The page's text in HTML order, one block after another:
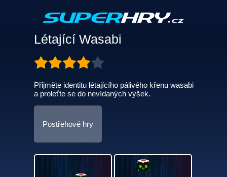
Létající Wasabi
Přijměte identitu létajícího pálivého křenu wasabi
a proleťte se do nevídaných výšek.
Postřehové hry